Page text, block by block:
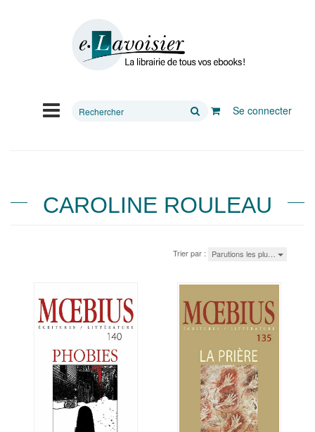
Rechercher
Se connecter
CAROLINE ROULEAU
Trier par : Parutions les plu…